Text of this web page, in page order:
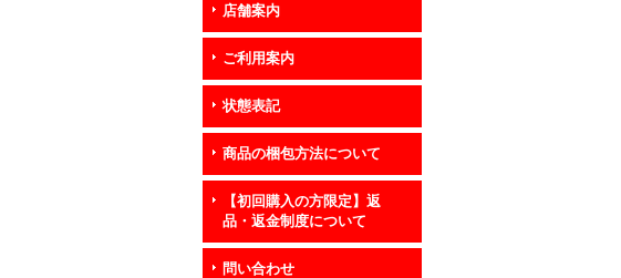
店舗案内
ご利用案内
状態表記
商品の梱包方法について
【初回購入の方限定】返
品・返金制度について
問い合わせ